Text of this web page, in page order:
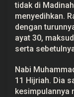
tidak di
menyedihkan.
dengan
ayat 30,
serta
Nabi
11 Hijriah. Dia
kesimpulannya